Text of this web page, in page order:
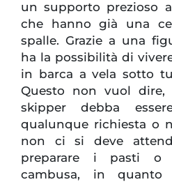
un supporto prezioso
che hanno già una
spalle. Grazie a una
ha la possibilità di
in barca a vela sotto
Questo non vuol dire,
skipper debba
qualunque richiesta o
non ci si deve
preparare i pasti o
cambusa, in